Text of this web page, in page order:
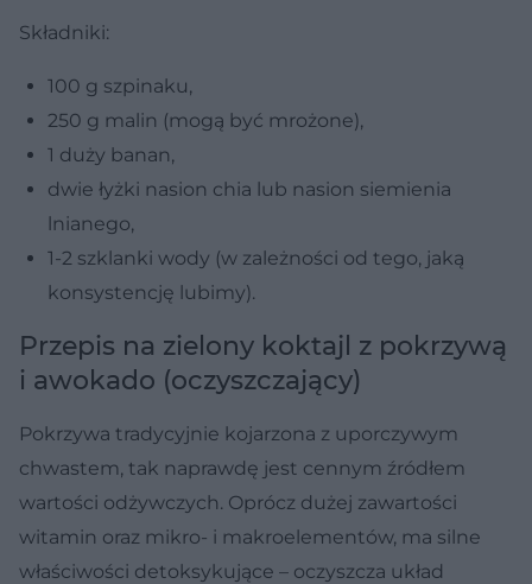
Składniki:
100 g szpinaku,
250 g malin (mogą być mrożone),
1 duży banan,
dwie łyżki nasion chia lub nasion siemienia
lnianego,
1-2 szklanki wody (w zależności od tego, jaką
konsystencję lubimy).
Przepis na zielony koktajl z pokrzywą
i awokado (oczyszczający)
Pokrzywa tradycyjnie kojarzona z uporczywym
chwastem, tak naprawdę jest cennym źródłem
wartości odżywczych. Oprócz dużej zawartości
witamin oraz mikro- i makroelementów, ma silne
właściwości detoksykujące – oczyszcza układ